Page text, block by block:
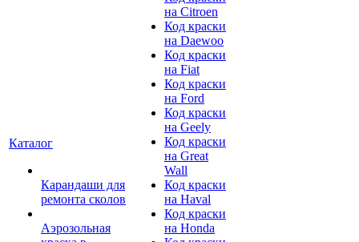
Каталог
Карандаши для
ремонта сколов
Аэрозольная
на Citroen
Код краски
на Daewoo
Код краски
на Fiat
Код краски
на Ford
Код краски
на Geely
Код краски
на Great
Wall
Код краски
на Haval
Код краски
на Honda